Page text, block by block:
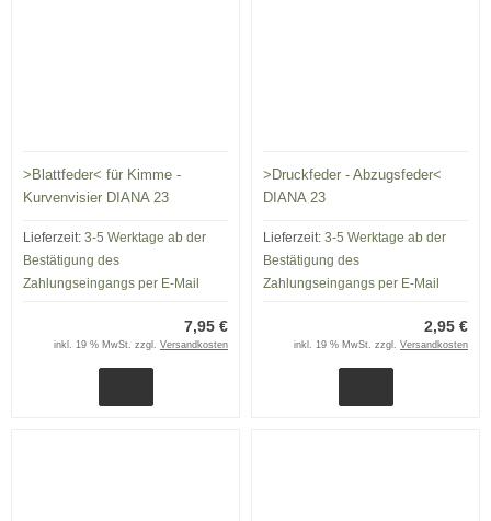
>Blattfeder< für Kimme -
Kurvenvisier DIANA 23
Lieferzeit: 3-5 Werktage ab der
Bestätigung des
Zahlungseingangs per E-Mail
7,95 €
inkl. 19 % MwSt. zzgl. Versandkosten
>Druckfeder - Abzugsfeder<
DIANA 23
Lieferzeit: 3-5 Werktage ab der
Bestätigung des
Zahlungseingangs per E-Mail
2,95 €
inkl. 19 % MwSt. zzgl. Versandkosten